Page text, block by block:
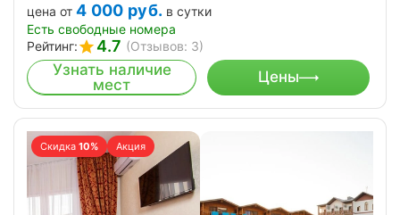
цена от 4 000 руб. в сутки
Есть свободные номера
Рейтинг:
4.7 (Отзывов: 3)
Узнать наличие
мест
Цены
Скидка 10% Акция